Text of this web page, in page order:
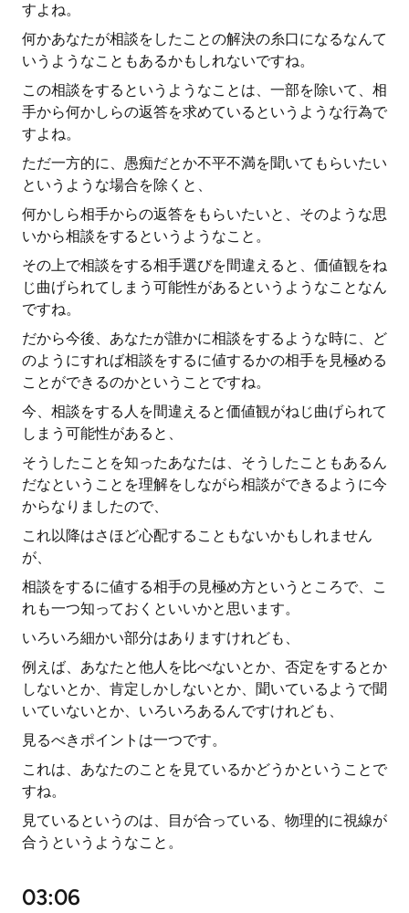
すよね。
何かあなたが相談をしたことの解決の糸口になるなんて
いうようなこともあるかもしれないですね。
この相談をするというようなことは、一部を除いて、相
手から何かしらの返答を求めているというような行為で
すよね。
ただ一方的に、愚痴だとか不平不満を聞いてもらいたい
というような場合を除くと、
何かしら相手からの返答をもらいたいと、そのような思
いから相談をするというようなこと。
その上で相談をする相手選びを間違えると、価値観をね
じ曲げられてしまう可能性があるというようなことなん
ですね。
だから今後、あなたが誰かに相談をするような時に、ど
のようにすれば相談をするに値するかの相手を見極める
ことができるのかということですね。
今、相談をする人を間違えると価値観がねじ曲げられて
しまう可能性があると、
そうしたことを知ったあなたは、そうしたこともあるん
だなということを理解をしながら相談ができるように今
からなりましたので、
これ以降はさほど心配することもないかもしれません
が、
相談をするに値する相手の見極め方というところで、こ
れも一つ知っておくといいかと思います。
いろいろ細かい部分はありますけれども、
例えば、あなたと他人を比べないとか、否定をするとか
しないとか、肯定しかしないとか、聞いているようで聞
いていないとか、いろいろあるんですけれども、
見るべきポイントは一つです。
これは、あなたのことを見ているかどうかということで
すね。
見ているというのは、目が合っている、物理的に視線が
合うというようなこと。
03:06